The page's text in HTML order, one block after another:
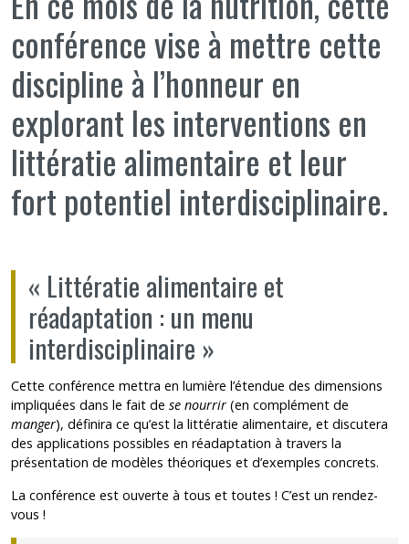
conférence vise à mettre cette
discipline à l’honneur en
explorant les interventions en
littératie alimentaire et leur
fort potentiel interdisciplinaire.
« Littératie alimentaire et
réadaptation : un menu
interdisciplinaire »
Cette conférence mettra en lumière l’étendue des dimensions
impliquées dans le fait de se nourrir (en complément de
manger), définira ce qu’est la littératie alimentaire, et discutera
des applications possibles en réadaptation à travers la
présentation de modèles théoriques et d’exemples concrets.
La conférence est ouverte à tous et toutes ! C’est un rendez-
vous !